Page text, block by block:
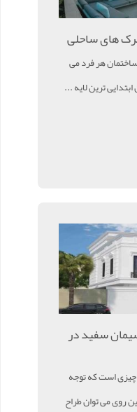
های ساحلی
هر فرد می
ترین لایه ...
سفید در
چیزی است که توجه
روی می توان طراح